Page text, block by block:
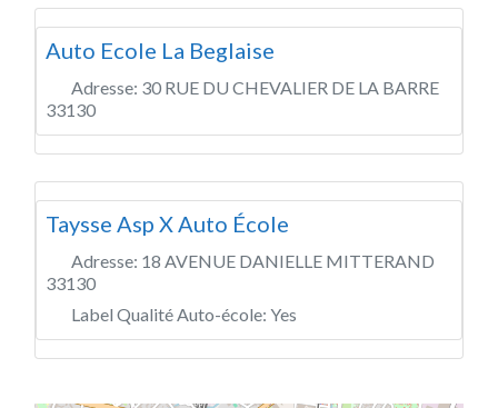
Auto Ecole La Beglaise
Adresse: 30 RUE DU CHEVALIER DE LA BARRE
33130
Taysse Asp X Auto École
Adresse: 18 AVENUE DANIELLE MITTERAND
33130
Label Qualité Auto-école: Yes